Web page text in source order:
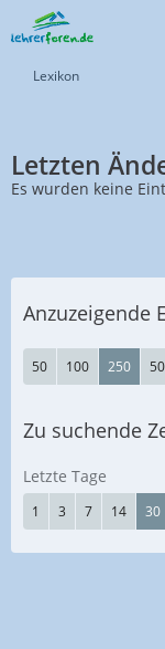
Lexikon
Letzten
Es wurden keine
Anzuzeigende
50 100 250
Zu suchende
Letzte Tage
1 3 7 14 30